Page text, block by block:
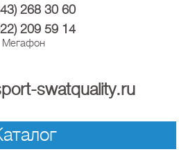
268 30 60
209 59 14
Мегафон
swatquality.ru